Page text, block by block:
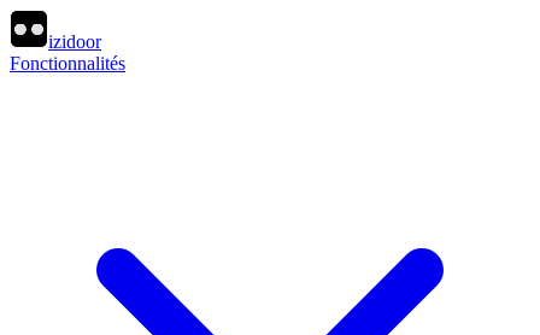
izidoor
Fonctionnalités